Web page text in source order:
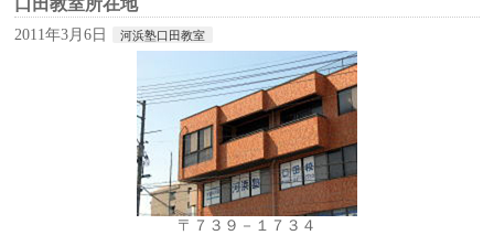
口田教室所在地
2011年3月6日 河浜塾口田教室
〒７３９－１７３４